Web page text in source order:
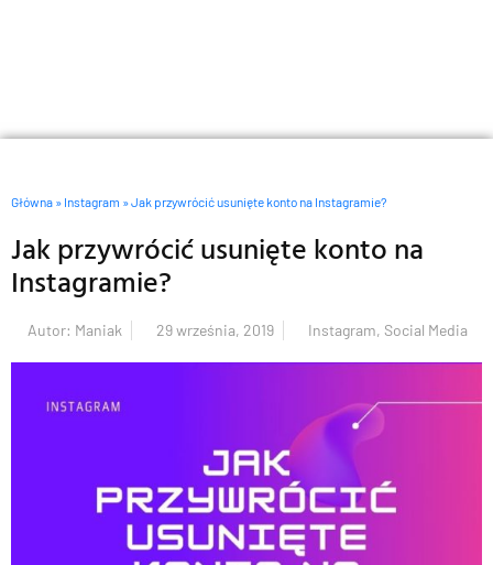
Główna » Instagram »Jak przywrócić usunięte konto na Instagramie?
Jak przywrócić usunięte konto na
Instagramie?
Autor: Maniak 29 września, 2019 Instagram, Social Media